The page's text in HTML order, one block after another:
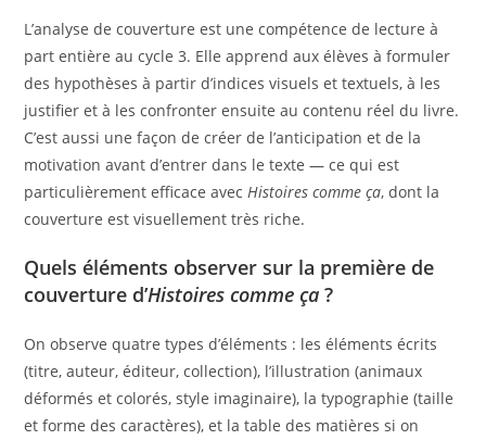
L’analyse de couverture est une compétence de lecture à
part entière au cycle 3. Elle apprend aux élèves à formuler
des hypothèses à partir d’indices visuels et textuels, à les
justifier et à les confronter ensuite au contenu réel du livre.
C’est aussi une façon de créer de l’anticipation et de la
motivation avant d’entrer dans le texte — ce qui est
particulièrement efficace avec Histoires comme ça, dont la
couverture est visuellement très riche.
Quels éléments observer sur la première de
couverture d’Histoires comme ça ?
On observe quatre types d’éléments : les éléments écrits
(titre, auteur, éditeur, collection), l’illustration (animaux
déformés et colorés, style imaginaire), la typographie (taille
et forme des caractères), et la table des matières si on